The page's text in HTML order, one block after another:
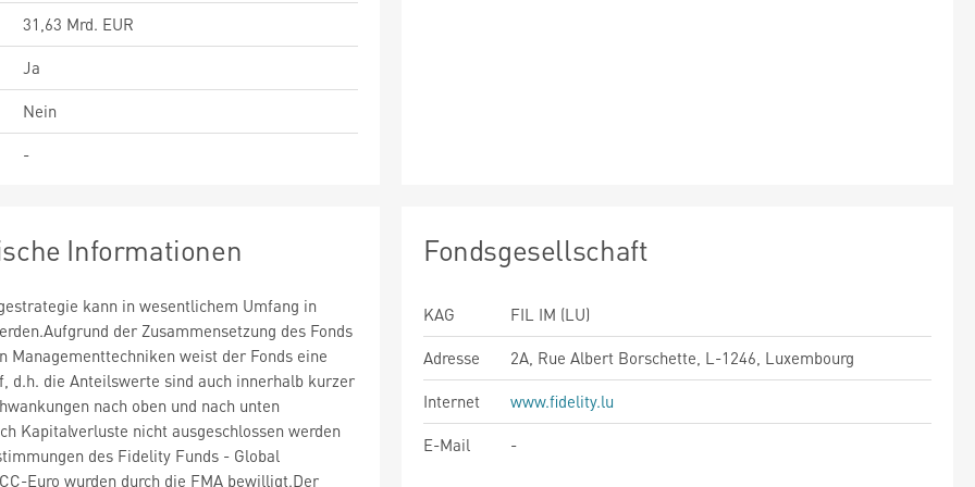
31,63 Mrd. EUR
Ja
Nein
-
Informationen
kann in wesentlichem Umfang in
der Zusammensetzung des Fonds
Managementtechniken weist der Fonds eine
d.h. die Anteilswerte sind auch innerhalb kurzer
nach oben und nach unten
Kapitalverluste nicht ausgeschlossen werden
des Fidelity Funds - Global
Euro wurden durch die FMA bewilligt.Der
Fondsgesellschaft
KAG
FIL IM (LU)
Adresse
2A, Rue Albert Borschette, L-1246, Luxembourg
Internet
www.fidelity.lu
E-Mail
-